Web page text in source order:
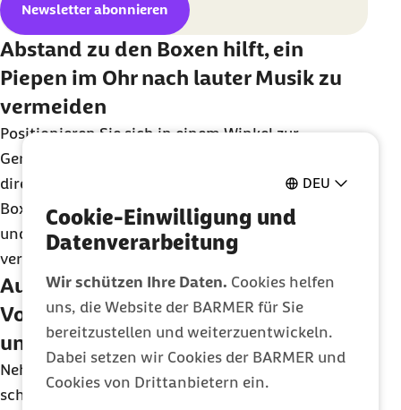
DEU
Cookie-Einwilligung und
Datenverarbeitung
Wir schützen Ihre Daten. Cookies helfen
uns, die Website der BARMER für Sie
bereitzustellen und weiterzuentwickeln.
Dabei setzen wir Cookies der BARMER und
Cookies von Drittanbietern ein.
Newsletter abonnieren
Abstand zu den Boxen hilft, ein
Piepen im Ohr nach lauter Musik zu
vermeiden
Positionieren Sie sich in einem Winkel zur
Geräuschquelle. Wählen Sie nie einen Standort
direkt davor. Halten Sie genügend Abstand zu den
Boxen. Die Musik können Sie dann lange genießen
und das Piepen im Ohr am nächsten Tag
verringern.
Ausreichend zu trinken kann die
Vorbeugung gegen Tinnitus
unterstützen
Nehmen Sie genug Flüssigkeit zu sich. Oftmals
schwitzt man in Clubs und bei Partys – ein